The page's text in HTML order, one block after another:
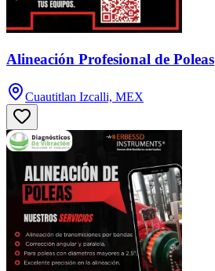
Alineación Profesional de Poleas
Cuautitlan Izcalli, MEX